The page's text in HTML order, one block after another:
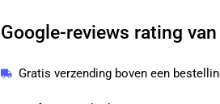
NX1300DE2
UHF
Google-reviews rating
Gratis verzending boven een